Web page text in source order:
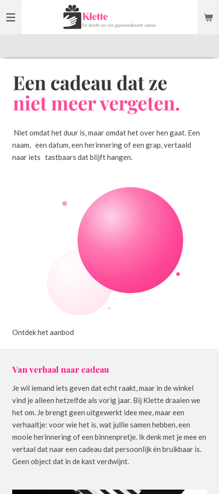
direct
hoofdinhoud
Niet omdat het duur is, maar omdat het over hen gaat. Een
naam, een datum, een herinnering of een grap, vertaald
naar iets tastbaars dat blijft hangen.
Ontdek het aanbod
Van verhaal naar cadeau
Je wil iemand iets geven dat echt raakt, maar in de winkel
vind je alleen hetzelfde als vorig jaar. Bij Klette draaien we
het om. Je brengt geen uitgewerkt idee mee, maar een
verhaaltje: voor wie het is, wat jullie samen hebben, een
mooie herinnering of een binnenpretje. Ik denk met je mee en
vertaal dat naar een cadeau dat persoonlijk én bruikbaar is.
Geen object dat in de kast verdwijnt.